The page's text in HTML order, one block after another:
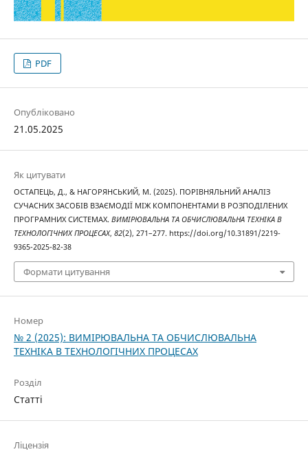
PDF
Опубліковано
21.05.2025
Як цитувати
ОСТАПЕЦЬ, Д., & НАГОРЯНСЬКИЙ, М. (2025). ПОРІВНЯЛЬНИЙ АНАЛІЗ
СУЧАСНИХ ЗАСОБІВ ВЗАЄМОДІЇ МІЖ КОМПОНЕНТАМИ В РОЗПОДІЛЕНИХ
ПРОГРАМНИХ СИСТЕМАХ. ВИМІРЮВАЛЬНА ТА ОБЧИСЛЮВАЛЬНА ТЕХНІКА В
ТЕХНОЛОГІЧНИХ ПРОЦЕСАХ, 82(2), 271–277. https://doi.org/10.31891/2219-
9365-2025-82-38
Формати цитування
Номер
№ 2 (2025): ВИМІРЮВАЛЬНА ТА ОБЧИСЛЮВАЛЬНА
ТЕХНІКА В ТЕХНОЛОГІЧНИХ ПРОЦЕСАХ
Розділ
Статті
Ліцензія